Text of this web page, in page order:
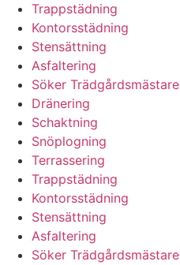
Trappstädning
Kontorsstädning
Stensättning
Asfaltering
Söker Trädgårdsmästare
Dränering
Schaktning
Snöplogning
Terrassering
Trappstädning
Kontorsstädning
Stensättning
Asfaltering
Söker Trädgårdsmästare